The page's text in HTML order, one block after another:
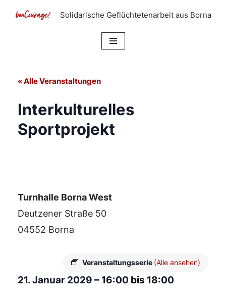
Solidarische Geflüchtetenarbeit aus Borna
« Alle Veranstaltungen
Interkulturelles
Sportprojekt
Turnhalle Borna West
Deutzener Straße 50
04552 Borna
Veranstaltungsserie (Alle ansehen)
21. Januar 2029 – 16:00 bis 18:00